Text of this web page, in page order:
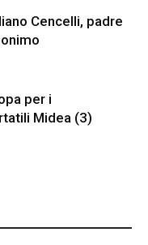
Cencelli, padre
per i
Midea (3)